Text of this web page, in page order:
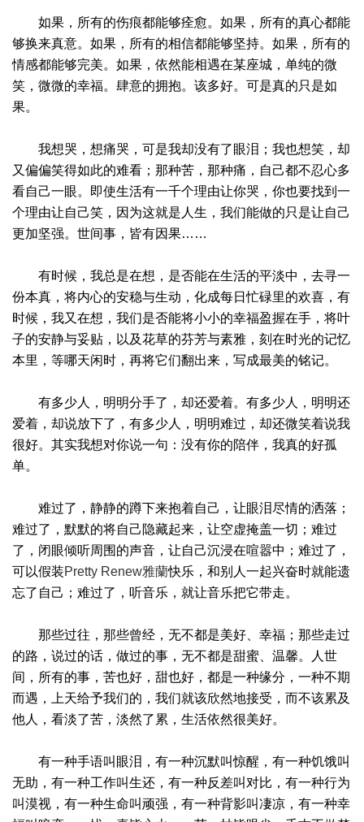
如果，所有的伤痕都能够痊愈。如果，所有的真心都能
够换来真意。如果，所有的相信都能够坚持。如果，所有的
情感都能够完美。如果，依然能相遇在某座城，单纯的微
笑，微微的幸福。肆意的拥抱。该多好。可是真的只是如
果。
我想哭，想痛哭，可是我却没有了眼泪；我也想笑，却
又偏偏笑得如此的难看；那种苦，那种痛，自己都不忍心多
看自己一眼。即使生活有一千个理由让你哭，你也要找到一
个理由让自己笑，因为这就是人生，我们能做的只是让自己
更加坚强。世间事，皆有因果……
有时候，我总是在想，是否能在生活的平淡中，去寻一
份本真，将内心的安稳与生动，化成每日忙碌里的欢喜，有
时候，我又在想，我们是否能将小小的幸福盈握在手，将叶
子的安静与妥贴，以及花草的芬芳与素雅，刻在时光的记忆
本里，等哪天闲时，再将它们翻出来，写成最美的铭记。
有多少人，明明分手了，却还爱着。有多少人，明明还
爱着，却说放下了，有多少人，明明难过，却还微笑着说我
很好。其实我想对你说一句：没有你的陪伴，我真的好孤
单。
难过了，静静的蹲下来抱着自己，让眼泪尽情的洒落；
难过了，默默的将自己隐藏起来，让空虚掩盖一切；难过
了，闭眼倾听周围的声音，让自己沉浸在喧嚣中；难过了，
可以假装Pretty Renew雅蘭快乐，和别人一起兴奋时就能遗
忘了自己；难过了，听音乐，就让音乐把它带走。
那些过往，那些曾经，无不都是美好、幸福；那些走过
的路，说过的话，做过的事，无不都是甜蜜、温馨。人世
间，所有的事，苦也好，甜也好，都是一种缘分，一种不期
而遇，上天给予我们的，我们就该欣然地接受，而不该累及
他人，看淡了苦，淡然了累，生活依然很美好。
有一种手语叫眼泪，有一种沉默叫惊醒，有一种饥饿叫
无助，有一种工作叫生还，有一种反差叫对比，有一种行为
叫漠视，有一种生命叫顽强，有一种背影叫凄凉，有一种幸